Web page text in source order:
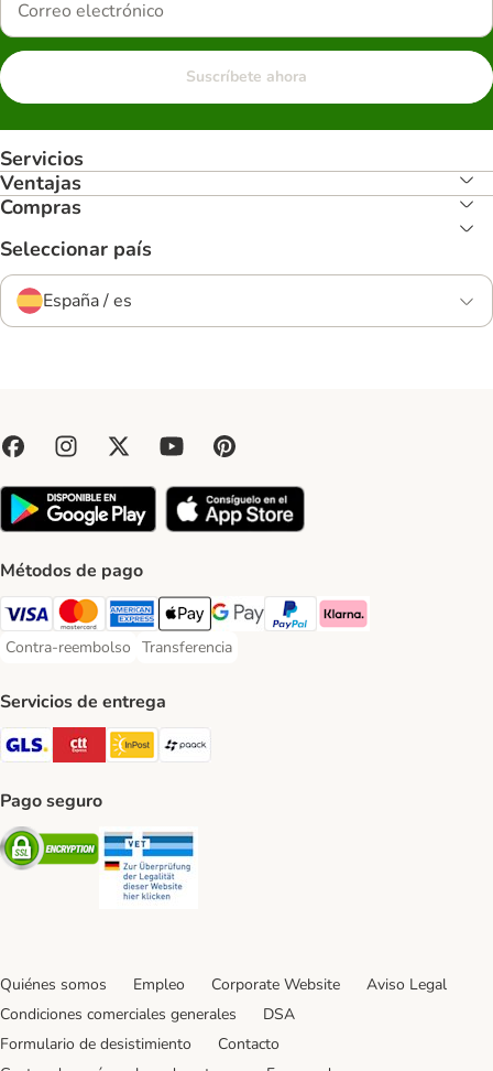
Suscríbete ahora
Servicios
Ventajas
Compras
Seleccionar país
España / es
Métodos de pago
Visa Payment Method
Mastercard Payment Method
American Express Payment Method
Apple Pay Payment Method
Google Pay Payment Method
PayPal Payment Method
Klarna Payment Method
Contra-reembolso
Contra-reembolso Payment Method
Transferencia
Transferencia Payment Method
Servicios de entrega
GLS Shipping Method
CTTExpress Shipping Method
InPost Shipping Method
Pago seguro
Security
Quiénes somos Empleo Corporate Website
Aviso Legal
Condiciones comerciales generales
DSA
Formulario de desistimiento
Contacto